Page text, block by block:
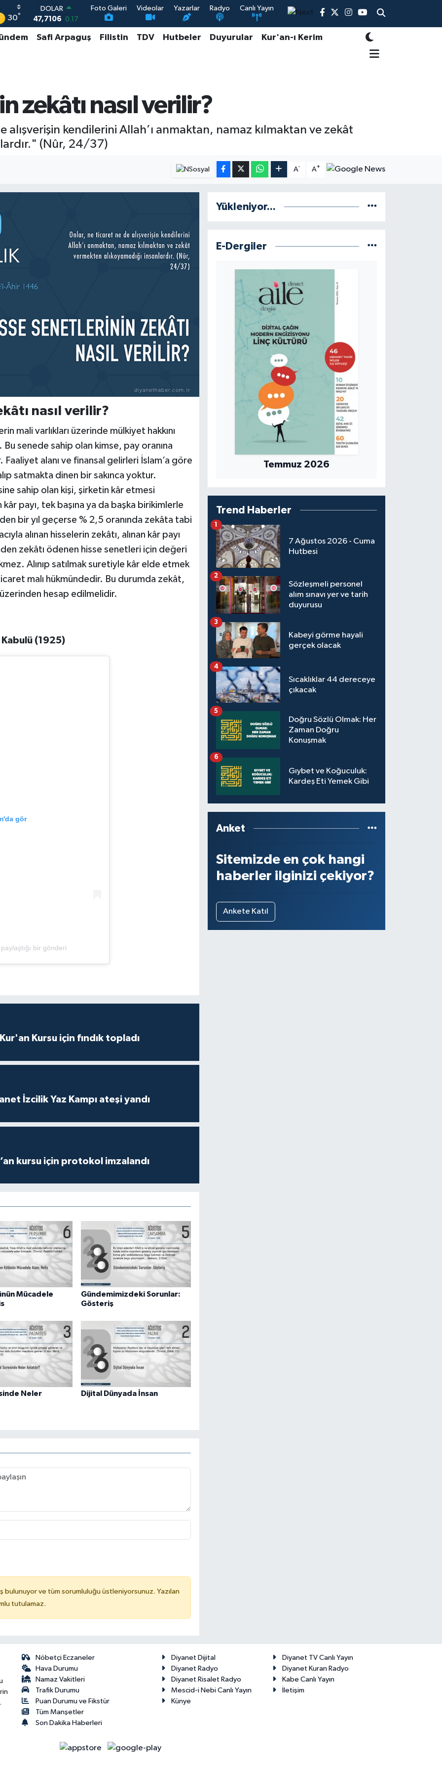
30°
DOLAR
47,7106 0.17
EURO
55,1652
0.27
13.773 -19
Foto Galeri Videolar Yazarlar Radyo Canlı Yayın
Safi Arpaguş Filistin TDV Hutbeler Duyurular Kur'an-ı Kerim
zekâtı nasıl verilir?
kendilerini Allah’ı anmaktan, namaz kılmaktan ve zekât
(Nûr, 24/37)
A- A+
nasıl verilir?
mali varlıkları üzerinde mülkiyet hakkını
senede sahip olan kimse, pay oranına
alanı ve finansal gelirleri İslam’a göre
satmakta dinen bir sakınca yoktur.
sahip olan kişi, şirketin kâr etmesi
payı, tek başına ya da başka birikimlerle
bir yıl geçerse % 2,5 oranında zekâta tabi
alınan hisselerin zekâtı, alınan kâr payı
zekâtı ödenen hisse senetleri için değeri
Alınıp satılmak suretiyle kâr elde etmek
malı hükmündedir. Bu durumda zekât,
hesap edilmelidir.
(1925)
gör
bir gönderi
Kursu için fındık topladı
İzcilik Yaz Kampı ateşi yandı
kursu için protokol imzalandı
Mücadele
Gündemimizdeki Sorunlar:
Gösteriş
Neler
Dijital Dünyada İnsan
bulunuyor ve tüm sorumluluğu üstleniyorsunuz. Yazılan
tutulamaz.
Yükleniyor...
E-Dergiler
Temmuz 2026
Trend Haberler
7 Ağustos 2026 - Cuma
Hutbesi
1
Sözleşmeli personel
alım sınavı yer ve tarih
duyurusu
2
Kabeyi görme hayali
gerçek olacak
3
Sıcaklıklar 44 dereceye
çıkacak
4
Doğru Sözlü Olmak: Her
Zaman Doğru
Konuşmak
5
Gıybet ve Koğuculuk:
Kardeş Eti Yemek Gibi
6
Anket
Sitemizde en çok hangi
haberler ilginizi çekiyor?
Ankete Katıl
Nöbetçi Eczaneler
Hava Durumu
Namaz Vakitleri
Trafik Durumu
Puan Durumu ve Fikstür
Tüm Manşetler
Son Dakika Haberleri
Diyanet Dijital
Diyanet TV Canlı Yayın
Diyanet Radyo
Diyanet Kuran Radyo
Diyanet Risalet Radyo
Kabe Canlı Yayın
Mescid-i Nebi Canlı Yayın
İletişim
Künye